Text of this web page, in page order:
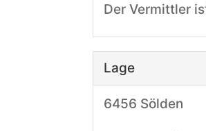
Der Vermittler
Lage
6456 Sölden